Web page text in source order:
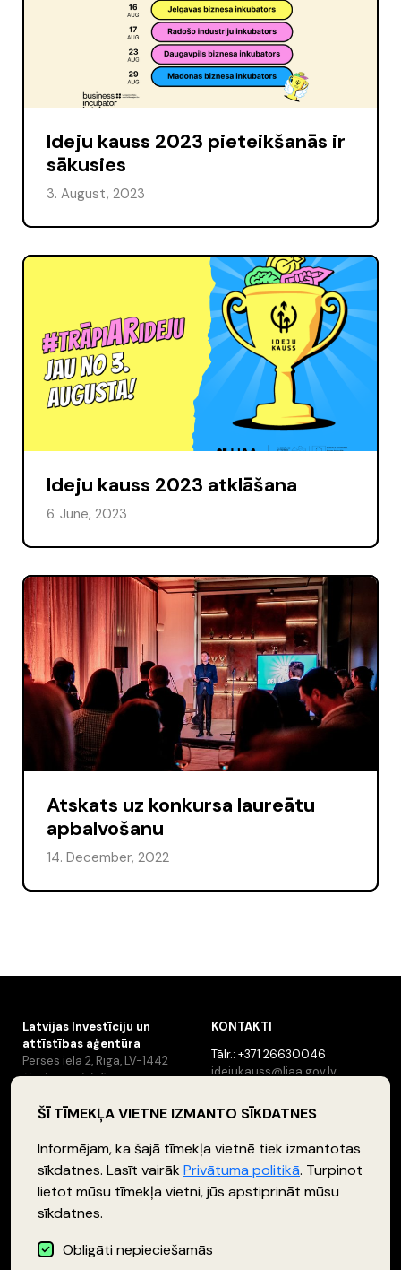
Ideju kauss 2023 pieteikšanās ir
sākusies
3. August, 2023
Ideju kauss 2023 atklāšana
6. June, 2023
Atskats uz konkursa laureātu
apbalvošanu
14. December, 2022
Latvijas Investīciju un
attīstības aģentūra
Pērses iela 2, Rīga, LV-1442
Konkurss tiek finansēts no
mazo un vidējo uzņēmumu
attīstībai”
KONTAKTI
Tālr.: +371 26630046
idejukauss@liaa.gov.lv
SEKO MUMS
ŠĪ TĪMEKĻA VIETNE IZMANTO SĪKDATNES
Informējam, ka šajā tīmekļa vietnē tiek izmantotas
sīkdatnes. Lasīt vairākPrivātuma politikā. Turpinot
lietot mūsu tīmekļa vietni, jūs apstiprināt mūsu
sīkdatnes.
Obligāti nepieciešamās